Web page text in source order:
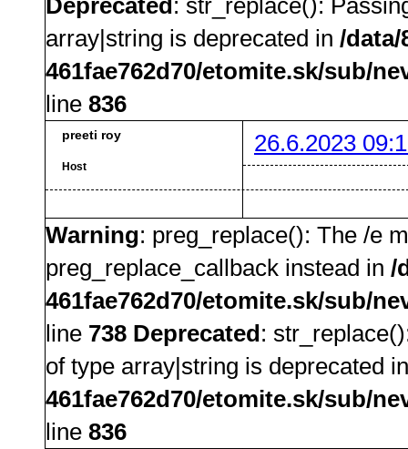
array|string is deprecated in /data/
461fae762d70/etomite.sk/sub/
line 836
preeti roy 26.6.2023
Host
Warning: preg_replace(): The /e
preg_replace_callback instead in /
461fae762d70/etomite.sk/sub/
line 738 Deprecated:
of type array|string is deprecated
461fae762d70/etomite.sk/sub/
line 836